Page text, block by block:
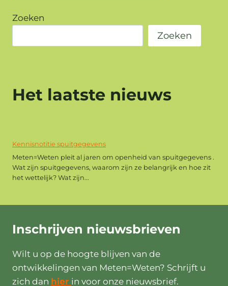
Zoeken
Zoeken
Het laatste nieuws
Kennisnotitie spuitgegevens
Meten=Weten pleit al jaren om openheid van spuitgegevens .
Wat zijn spuitgegevens, waarom zijn ze belangrijk en hoe zit
het wettelijk? Wat zijn...
Inschrijven nieuwsbrieven
Wilt u op de hoogte blijven van de
ontwikkelingen van Meten=Weten? Schrijft u
zich dan hier in voor onze nieuwsbrief.